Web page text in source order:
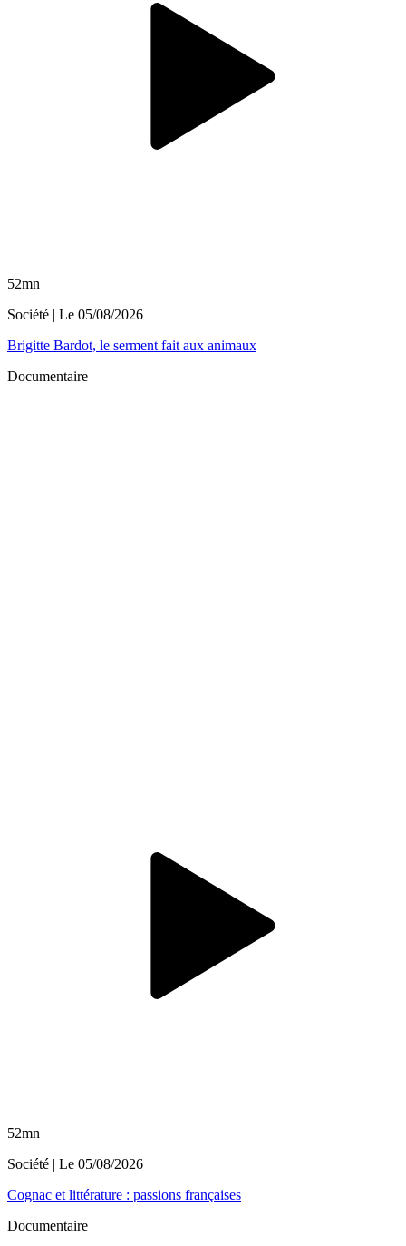
52mn
Société | Le 05/08/2026
Brigitte Bardot, le serment fait aux animaux
Documentaire
52mn
Société | Le 05/08/2026
Cognac et littérature : passions françaises
Documentaire